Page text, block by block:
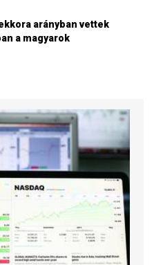
arányban vettek
a magyarok